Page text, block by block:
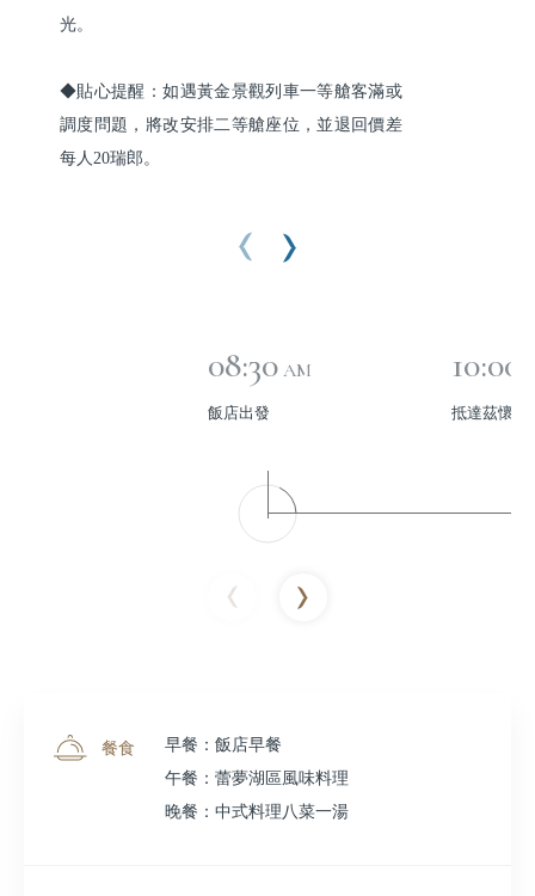
光。
◆貼心提醒：如遇黃金景觀列車一等艙客滿或
調度問題，將改安排二等艙座位，並退回價差
每人20瑞郎。
08:30 AM
飯店出發
10:00
抵達茲懷斯
餐食
早餐：飯店早餐
午餐：蕾夢湖區風味料理
晚餐：中式料理八菜一湯